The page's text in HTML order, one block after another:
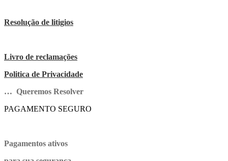
Resolução de litigios
Livro de reclamações
Politica de Privacidade
… Queremos Resolver
PAGAMENTO SEGURO
Pagamentos ativos